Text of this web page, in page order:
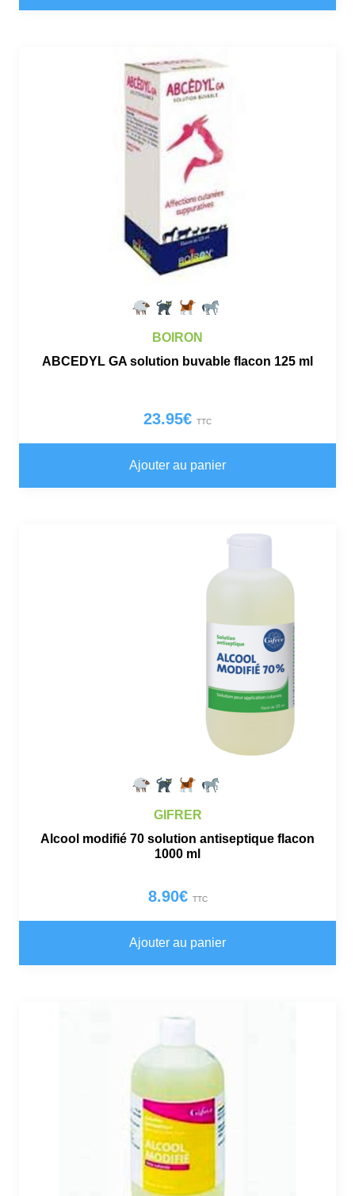
BOIRON
ABCEDYL GA solution buvable flacon 125 ml
23.95€ TTC
Ajouter au panier
GIFRER
Alcool modifié 70 solution antiseptique flacon
1000 ml
8.90€ TTC
Ajouter au panier